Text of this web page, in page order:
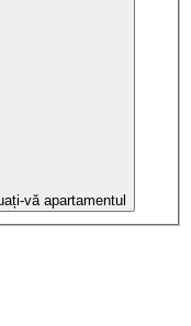
vă apartamentul